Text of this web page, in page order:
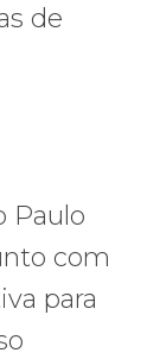
de
Paulo
com
para